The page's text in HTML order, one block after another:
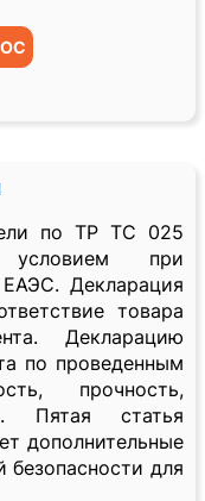
по ТР ТС 025
условием при
Декларация
товара
Декларацию
по проведенным
прочность,
Пятая статья
дополнительные
для